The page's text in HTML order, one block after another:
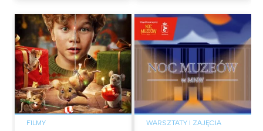
FILMY WARSZTATY I ZAJĘCIA